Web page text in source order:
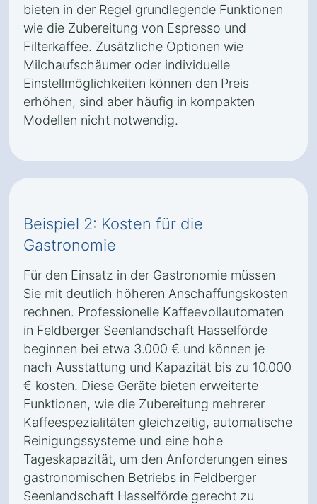
bieten in der Regel grundlegende Funktionen
wie die Zubereitung von Espresso und
Filterkaffee. Zusätzliche Optionen wie
Milchaufschäumer oder individuelle
Einstellmöglichkeiten können den Preis
erhöhen, sind aber häufig in kompakten
Modellen nicht notwendig.
Beispiel 2: Kosten für die
Gastronomie
Für den Einsatz in der Gastronomie müssen
Sie mit deutlich höheren Anschaffungskosten
rechnen. Professionelle Kaffeevollautomaten
in Feldberger Seenlandschaft Hasselförde
beginnen bei etwa 3.000 € und können je
nach Ausstattung und Kapazität bis zu 10.000
€ kosten. Diese Geräte bieten erweiterte
Funktionen, wie die Zubereitung mehrerer
Kaffeespezialitäten gleichzeitig, automatische
Reinigungssysteme und eine hohe
Tageskapazität, um den Anforderungen eines
gastronomischen Betriebs in Feldberger
Seenlandschaft Hasselförde gerecht zu